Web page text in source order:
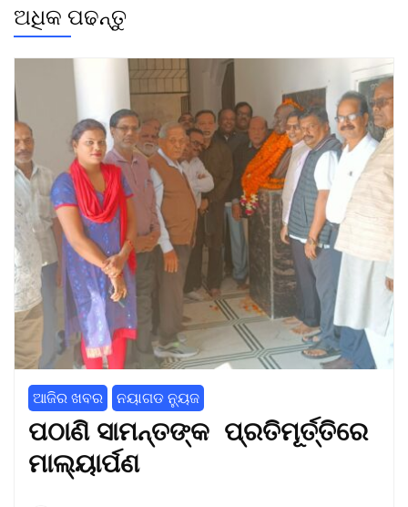
ଅଧିକ ପଢନ୍ତୁ
ଆଜିର ଖବର ନୟାଗଡ ନ୍ୟୁଜ
ପଠାଣି ସାମନ୍ତଙ୍କ ପ୍ରତିମୂର୍ତ୍ତିରେ
ମାଲ୍ୟାର୍ପଣ